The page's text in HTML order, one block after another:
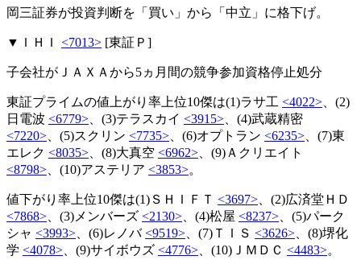
岡三証券が投資判断を「買い」から「中立」に格下げ。
▼ＩＨＩ <7013> [東証Ｐ]
子会社がＪＡＸＡから5ヵ月間の競争参加資格停止処分
東証プライムの値上がり率上位10傑は(1)ラサ工 <4022> 、(2)
日電波 <6779> 、(3)テラスカイ <3915> 、(4)武蔵精密
<7220> 、(5)スクリン <7735> 、(6)オプトラン <6235> 、(7)東
エレク <8035> 、(8)大真空 <6962> 、(9)Ａクリエイト
<8798> 、(10)アステリア <3853>。
値下がり率上位10傑は(1)ＳＨＩＦＴ <3697> 、(2)広済堂ＨＤ
<7868> 、(3)メンバーズ <2130> 、(4)松屋 <8237> 、(5)パーク
シャ <3993> 、(6)レノバ<9519> 、(7)ＴＩＳ <3626> 、(8)堺化
学 <4078> 、(9)サイボウズ <4776> 、(10)ＪＭＤＣ <4483>。